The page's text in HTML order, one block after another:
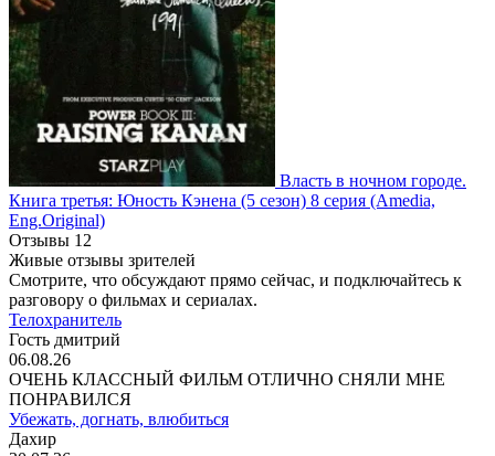
Власть в ночном городе.
Книга третья: Юность Кэнена (5 сезон) 8 серия (Amedia,
Eng.Original)
Отзывы 12
Живые отзывы зрителей
Смотрите, что обсуждают прямо сейчас, и подключайтесь к
разговору о фильмах и сериалах.
Телохранитель
Гость дмитрий
06.08.26
ОЧЕНЬ КЛАССНЫЙ ФИЛЬМ ОТЛИЧНО СНЯЛИ МНЕ
ПОНРАВИЛСЯ
Убежать, догнать, влюбиться
Дахир